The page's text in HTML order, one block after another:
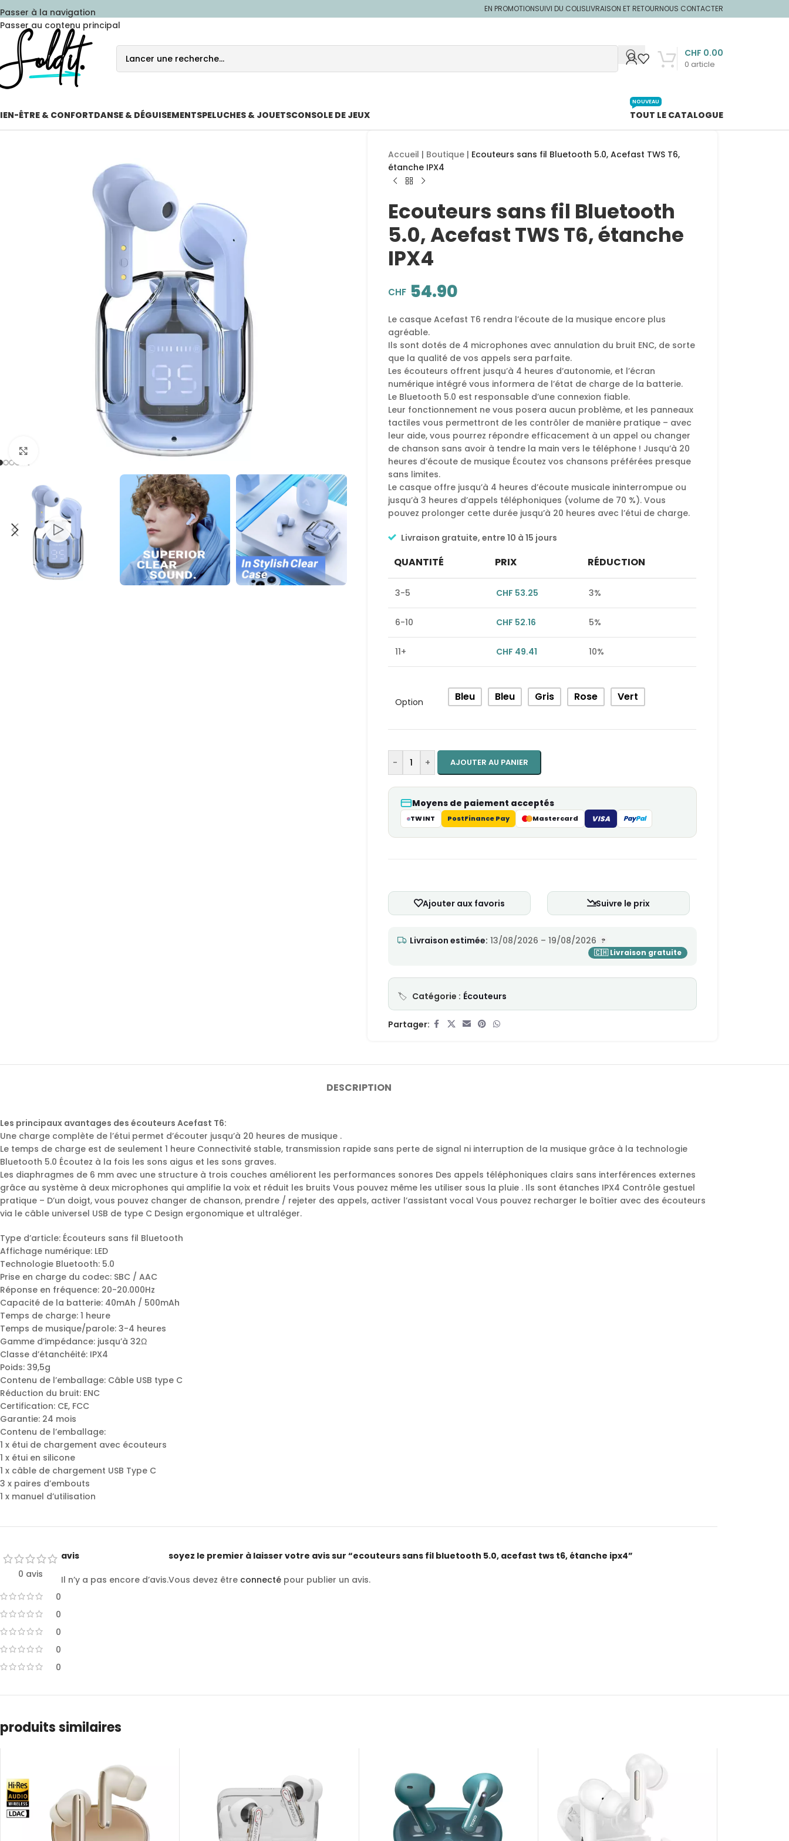
Passer à la navigation
Passer au contenu principal
EN PROMOTIONSUIVI DU COLISLIVRAISON ET RETOURNOUS CONTACTER
0 article
CHF 0.00
ÊTRE & CONFORTDANSE & DÉGUISEMENTSPELUCHES & JOUETSCONSOLE DE JEUX TOUT LE CATALOGUE
NOUVEAU
Cliquez pour agrandir
Accueil | Boutique| Ecouteurs sans fil Bluetooth 5.0, Acefast TWS T6,
étanche IPX4
Ecouteurs sans fil Bluetooth
5.0, Acefast TWS T6, étanche
IPX4
CHF 54.90
Le casque Acefast T6 rendra l’écoute de la musique encore plus
agréable.
Ils sont dotés de 4 microphones avec annulation du bruit ENC, de sorte
que la qualité de vos appels sera parfaite.
Les écouteurs offrent jusqu’à 4 heures d’autonomie, et l’écran
numérique intégré vous informera de l’état de charge de la batterie.
Le Bluetooth 5.0 est responsable d’une connexion fiable.
Leur fonctionnement ne vous posera aucun problème, et les panneaux
tactiles vous permettront de les contrôler de manière pratique – avec
leur aide, vous pourrez répondre efficacement à un appel ou changer
de chanson sans avoir à tendre la main vers le téléphone ! Jusqu’à 20
heures d’écoute de musique Écoutez vos chansons préférées presque
sans limites.
Le casque offre jusqu’à 4 heures d’écoute musicale ininterrompue ou
jusqu’à 3 heures d’appels téléphoniques (volume de 70 %). Vous
pouvez prolonger cette durée jusqu’à 20 heures avec l’étui de charge.
Livraison gratuite, entre 10 à 15 jours
QUANTITÉ PRIX RÉDUCTION
3-5 CHF 53.25 3%
6-10 CHF 52.16 5%
11+ CHF 49.41 10%
Option Bleu Bleu Gris Rose Vert
- + AJOUTER AU PANIER
Moyens de paiement acceptés
TWINT PostFinance Pay Mastercard VISA PayPal
Ajouter aux favoris Suivre le prix
Livraison estimée: 13/08/2026 – 19/08/2026
Catégorie : Écouteurs
Partager:
DESCRIPTION
Les principaux avantages des écouteurs Acefast T6:
Une charge complète de l’étui permet d’écouter jusqu’à 20 heures de musique .
Le temps de charge est de seulement 1 heure Connectivité stable, transmission rapide sans perte de signal ni interruption de la musique grâce à la technologie
Bluetooth 5.0 Écoutez à la fois les sons aigus et les sons graves.
Les diaphragmes de 6 mm avec une structure à trois couches améliorent les performances sonores Des appels téléphoniques clairs sans interférences externes
grâce au système à deux microphones qui amplifie la voix et réduit les bruits Vous pouvez même les utiliser sous la pluie . Ils sont étanches IPX4 Contrôle gestuel
pratique – D’un doigt, vous pouvez changer de chanson, prendre / rejeter des appels, activer l’assistant vocal Vous pouvez recharger le boîtier avec des écouteurs
via le câble universel USB de type C Design ergonomique et ultraléger.
Type d’article: Écouteurs sans fil Bluetooth
Affichage numérique: LED
Technologie Bluetooth: 5.0
Prise en charge du codec: SBC / AAC
Réponse en fréquence: 20-20.000Hz
Capacité de la batterie: 40mAh / 500mAh
Temps de charge: 1 heure
Temps de musique/parole: 3-4 heures
Gamme d’impédance: jusqu’à 32Ω
Classe d’étanchéité: IPX4
Poids: 39,5g
Contenu de l’emballage: Câble USB type C
Réduction du bruit: ENC
Certification: CE, FCC
Garantie: 24 mois
Contenu de l’emballage:
1 x étui de chargement avec écouteurs
1 x étui en silicone
1 x câble de chargement USB Type C
3 x paires d’embouts
1 x manuel d’utilisation
0 avis
0
0
0
0
0
avis
Il n’y a pas encore d’avis.
soyez le premier à laisser votre avis sur “ecouteurs sans fil bluetooth 5.0, acefast tws t6, étanche ipx4”
Vous devez être connecté pour publier un avis.
produits similaires